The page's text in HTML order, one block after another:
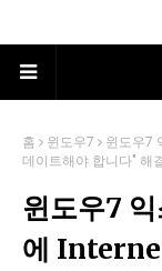
홈 윈도우7
윈도우7
데이트해야 합니다" 해
윈도우7
에